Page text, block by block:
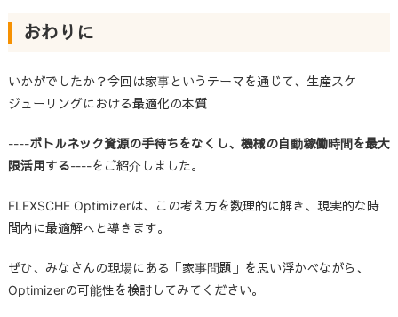
おわりに
いかがでしたか？今回は家事というテーマを通じて、生産スケ
ジューリングにおける最適化の本質
----ボトルネック資源の手待ちをなくし、機械の自動稼働時間を最大
限活用する----をご紹介しました。
FLEXSCHEOptimizerは、この考え方を数理的に解き、現実的な時
間内に最適解へと導きます。
ぜひ、みなさんの現場にある「家事問題」を思い浮かべながら、
Optimizerの可能性を検討してみてください。